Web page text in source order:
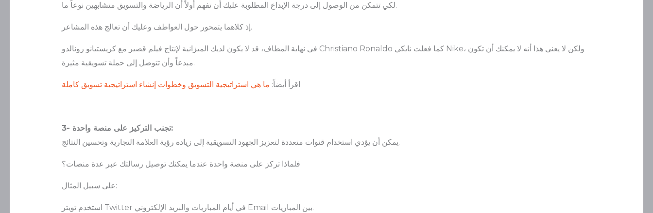
لكي تتمكن من الوصول إلى درجة الإبداع المطلوبة عليك أن تفهم أولاً أن الرياضة والتسويق متشابهين نوعاً ما.
إذ كلاهما يتمحور حول العواطف وعليك أن تعالج هذه المشاعر.
في نهاية المطاف، قد لا يكون لديك الميزانية لإنتاج فيلم قصير مع كريستيانو رونالدو Christiano Ronaldo كما فعلت نايكي Nike، ولكن لا يعني هذا أنه لا يمكنك أن تكون
مبدعاً وأن تتوصل إلى حملة تسويقية مثيرة.
اقرأ أيضاً: ما هي استراتيجية التسويق وخطوات إنشاء استراتيجية تسويق كاملة
3- تجنب التركيز على منصة واحدة:
يمكن أن يؤدي استخدام قنوات متعددة لتعزيز الجهود التسويقية إلى زيادة رؤية العلامة التجارية وتحسين النتائج.
فلماذا تركز على منصة واحدة عندما يمكنك توصيل رسالتك عبر عدة منصات؟
على سبيل المثال:
استخدم تويتر Twitter في أيام المباريات والبريد الإلكتروني Email بين المباريات.